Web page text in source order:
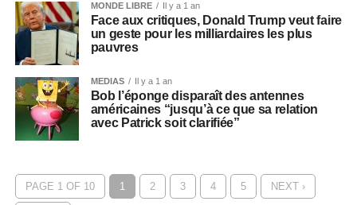
MONDE LIBRE Il y a 1 an
Face aux critiques, Donald Trump veut faire
un geste pour les milliardaires les plus
pauvres
MEDIAS Il y a 1 an
Bob l’éponge disparaît des antennes
américaines “jusqu’à ce que sa relation
avec Patrick soit clarifiée”
PAGE 1 OF 10 1 2 3 4 5 NEXT ›